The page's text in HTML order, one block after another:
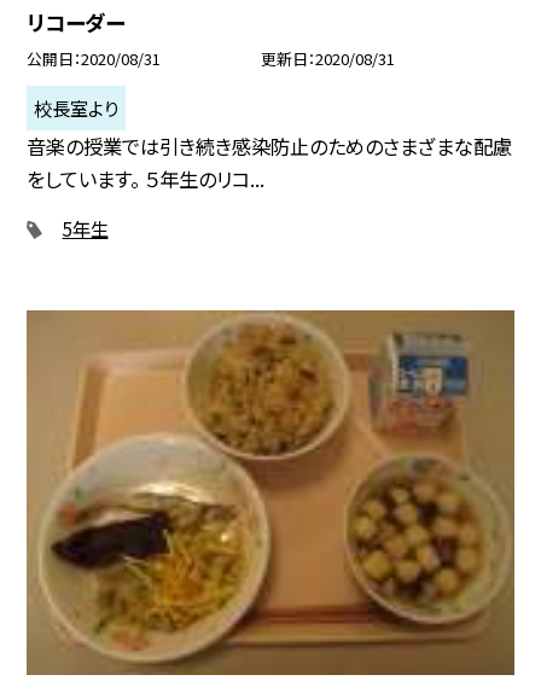
リコーダー
公開日 2020/08/31 更新日 2020/08/31
校長室より
音楽の授業では引き続き感染防止のためのさまざまな配慮
をしています。 ５年生のリコ...
5年生